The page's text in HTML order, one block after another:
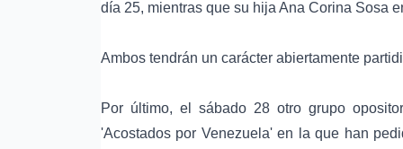
día 25, mientras que su hija Ana Corina Sosa
Ambos tendrán un carácter abiertamente
Por último, el sábado 28 otro grupo
'Acostados por Venezuela' en la que han